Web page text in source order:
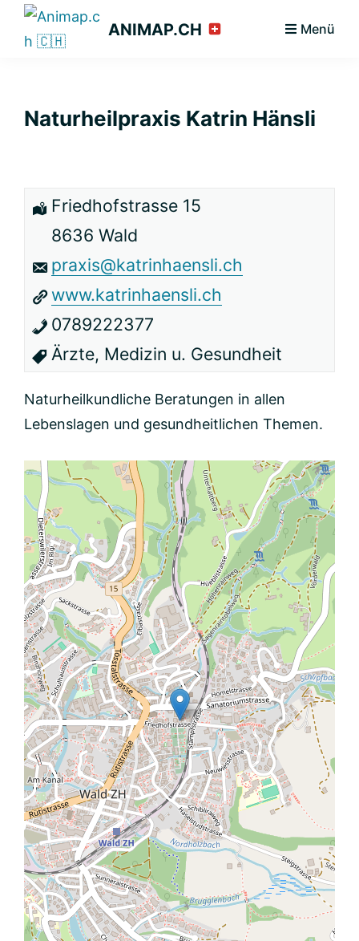
Hauptnavigation
Zum
Inhalt
Seitenspalte
ANIMAP.CH Menü
Naturheilpraxis Katrin Hänsli
Friedhofstrasse 15
8636 Wald
praxis@katrinhaensli.ch
www.katrinhaensli.ch
0789222377
Ärzte, Medizin u. Gesundheit
Naturheilkundliche Beratungen in allen
Lebenslagen und gesundheitlichen Themen.